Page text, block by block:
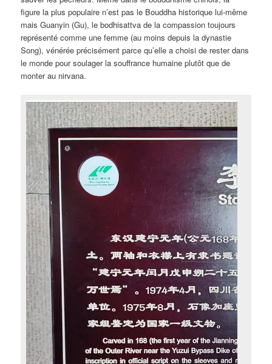
figure la plus populaire n’est pas le Bouddha historique lui-même
mais Guanyin (Gu), le bodhisattva de la compassion toujours
représenté comme une femme (au moins depuis la dynastie
Song), vénérée précisément parce qu’elle a choisi de rester dans
le monde pour soulager la souffrance humaine plutôt que de
monter au nirvana.